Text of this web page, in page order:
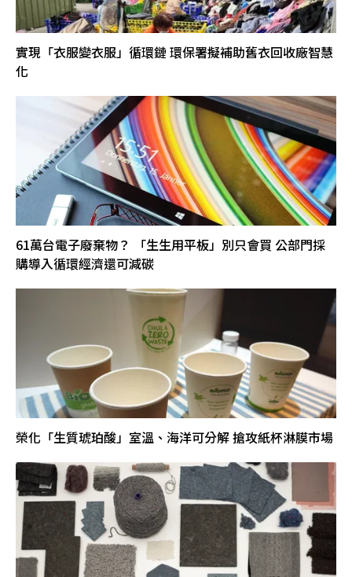
實現「衣服變衣服」循環鏈 環保署擬補助舊衣回收廠智慧
化
61萬台電子廢棄物？ 「生生用平板」別只會買 公部門採
購導入循環經濟還可減碳
榮化「生質琥珀酸」室溫、海洋可分解 搶攻紙杯淋膜市場